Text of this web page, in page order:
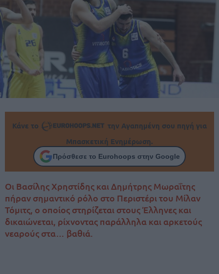
Κάνε το
την Αγαπημένη σου πηγή για
Μπασκετική Ενημέρωση.
Πρόσθεσε το Eurohoops στην Google
Οι Βασίλης Χρηστίδης και Δημήτρης Μωραΐτης
πήραν σημαντικό ρόλο στο Περιστέρι του Μίλαν
Τόμιτς, ο οποίος στηρίζεται στους Έλληνες και
δικαιώνεται, ρίχνοντας παράλληλα και αρκετούς
νεαρούς στα… βαθιά.